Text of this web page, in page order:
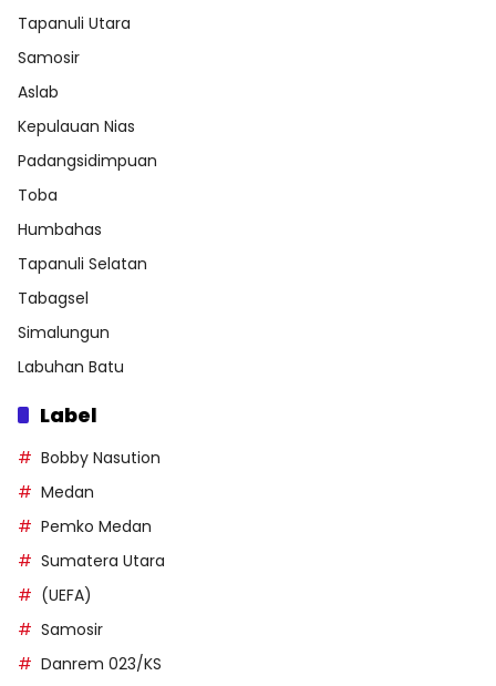
Tapanuli Utara
Samosir
Aslab
Kepulauan Nias
Padangsidimpuan
Toba
Humbahas
Tapanuli Selatan
Tabagsel
Simalungun
Labuhan Batu
Label
Bobby Nasution
Medan
Pemko Medan
Sumatera Utara
(UEFA)
Samosir
Danrem 023/KS